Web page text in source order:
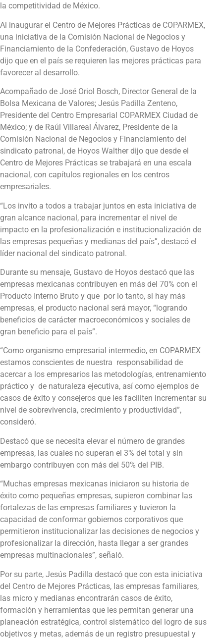
la competitividad de México.
Al inaugurar el Centro de Mejores Prácticas de COPARMEX,
una iniciativa de la Comisión Nacional de Negocios y
Financiamiento de la Confederación, Gustavo de Hoyos
dijo que en el país se requieren las mejores prácticas para
favorecer al desarrollo.
Acompañado de José Oriol Bosch, Director General de la
Bolsa Mexicana de Valores; Jesús Padilla Zenteno,
Presidente del Centro Empresarial COPARMEX Ciudad de
México; y de Raúl Villareal Álvarez, Presidente de la
Comisión Nacional de Negocios y Financiamiento del
sindicato patronal, de Hoyos Walther dijo que desde el
Centro de Mejores Prácticas se trabajará en una escala
nacional, con capítulos regionales en los centros
empresariales.
“Los invito a todos a trabajar juntos en esta iniciativa de
gran alcance nacional, para incrementar el nivel de
impacto en la profesionalización e institucionalización de
las empresas pequeñas y medianas del país”, destacó el
líder nacional del sindicato patronal.
Durante su mensaje, Gustavo de Hoyos destacó que las
empresas mexicanas contribuyen en más del 70% con el
Producto Interno Bruto y que por lo tanto, si hay más
empresas, el producto nacional será mayor, “logrando
beneficios de carácter macroeconómicos y sociales de
gran beneficio para el país”.
“Como organismo empresarial intermedio, en COPARMEX
estamos conscientes de nuestra responsabilidad de
acercar a los empresarios las metodologías, entrenamiento
práctico y de naturaleza ejecutiva, así como ejemplos de
casos de éxito y consejeros que les faciliten incrementar su
nivel de sobrevivencia, crecimiento y productividad”,
consideró.
Destacó que se necesita elevar el número de grandes
empresas, las cuales no superan el 3% del total y sin
embargo contribuyen con más del 50% del PIB.
“Muchas empresas mexicanas iniciaron su historia de
éxito como pequeñas empresas, supieron combinar las
fortalezas de las empresas familiares y tuvieron la
capacidad de conformar gobiernos corporativos que
permitieron institucionalizar las decisiones de negocios y
profesionalizar la dirección, hasta llegar a ser grandes
empresas multinacionales”, señaló.
Por su parte, Jesús Padilla destacó que con esta iniciativa
del Centro de Mejores Prácticas, las empresas familiares,
las micro y medianas encontrarán casos de éxito,
formación y herramientas que les permitan generar una
planeación estratégica, control sistemático del logro de sus
objetivos y metas, además de un registro presupuestal y